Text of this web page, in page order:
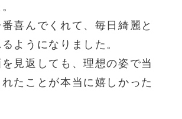
喜んでくれて、毎日綺麗と
ようになりました。
見返しても、理想の姿で当
れたことが本当に嬉しかった